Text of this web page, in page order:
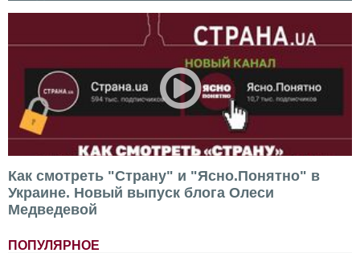
Как смотреть "Страну" и "Ясно.Понятно" в
Украине. Новый выпуск блога Олеси
Медведевой
ПОПУЛЯРНОЕ